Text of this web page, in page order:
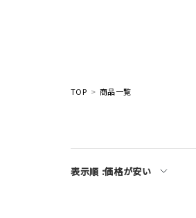
TOP 商品一覧
表示順 :価格が安い